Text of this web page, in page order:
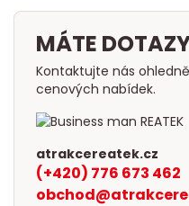
MÁTE
Kontaktujte nás
cenových nabídek.
atrakcereatek.cz
(+420) 776 673 462